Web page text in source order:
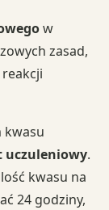
w
zasad,
kwasu
uczuleniowy.
kwasu na
24 godziny,